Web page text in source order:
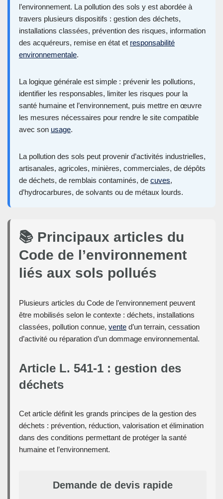
l’environnement. La pollution des sols y est abordée à
travers plusieurs dispositifs : gestion des déchets,
installations classées, prévention des risques, information
des acquéreurs, remise en état et responsabilité
environnementale.
La logique générale est simple : prévenir les pollutions,
identifier les responsables, limiter les risques pour la
santé humaine et l’environnement, puis mettre en œuvre
les mesures nécessaires pour rendre le site compatible
avec son usage.
La pollution des sols peut provenir d’activités industrielles,
artisanales, agricoles, minières, commerciales, de dépôts
de déchets, de remblais contaminés, de cuves,
d’hydrocarbures, de solvants ou de métaux lourds.
📚 Principaux articles du
Code de l’environnement
liés aux sols pollués
Plusieurs articles du Code de l’environnement peuvent
être mobilisés selon le contexte : déchets, installations
classées, pollution connue, vente d’un terrain, cessation
d’activité ou réparation d’un dommage environnemental.
Article L. 541-1 : gestion des
déchets
Cet article définit les grands principes de la gestion des
déchets : prévention, réduction, valorisation et élimination
dans des conditions permettant de protéger la santé
humaine et l’environnement.
Demande de devis rapide